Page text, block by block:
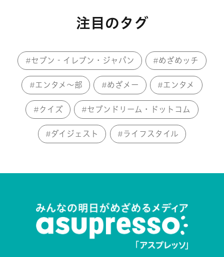
注目のタグ
セブン‐イレブン・ジャパン めざめッチ
エンタメ～部 めざメー エンタメ
クイズ セブンドリーム・ドットコム
ダイジェスト ライフスタイル